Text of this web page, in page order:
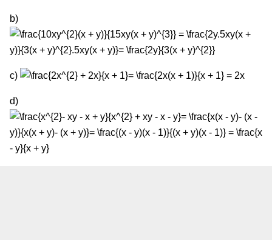
b)
c)
d)